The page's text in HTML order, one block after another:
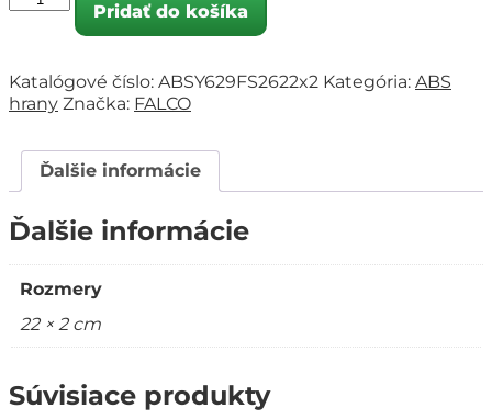
Pridať do košíka
Katalógové číslo: ABSY629FS2622x2 Kategória: ABS
hrany Značka: FALCO
Ďalšie informácie
Ďalšie informácie
Rozmery
22 × 2 cm
Súvisiace produkty